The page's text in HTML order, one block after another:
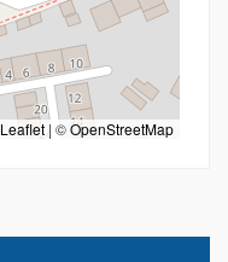
Leaflet | ©OpenStreetMap